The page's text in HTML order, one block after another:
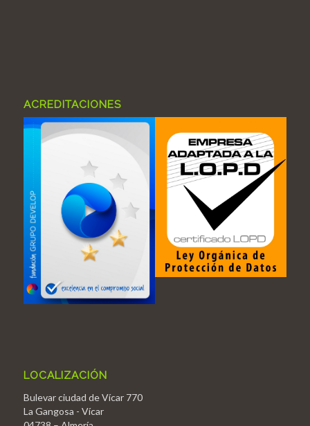
ACREDITACIONES
LOCALIZACIÓN
Bulevar ciudad de Vícar 770
La Gangosa - Vícar